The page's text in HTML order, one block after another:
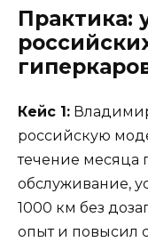
Практика:
Кейс 1:
российскую
течение месяца
обслуживание,
1000 км без
опыт и повысил